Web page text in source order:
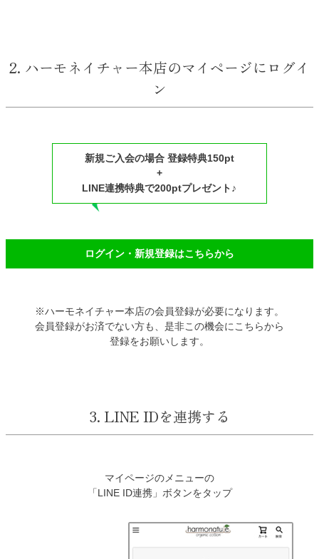
2. ハーモネイチャー本店のマイページにログイ
ン
新規ご入会の場合 登録特典150pt
+
LINE連携特典で200ptプレゼント♪
ログイン・新規登録はこちらから
※ハーモネイチャー本店の会員登録が必要になります。
会員登録がお済でない方も、是非この機会にこちらから
登録をお願いします。
3. LINE IDを連携する
マイページのメニューの
「LINE ID連携」ボタンをタップ